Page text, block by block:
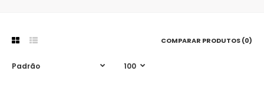
COMPARAR PRODUTOS (0)